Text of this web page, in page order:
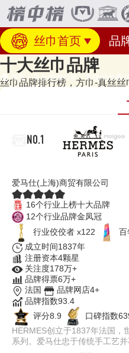
丝巾首页 品
十大丝巾品牌
丝巾品牌排行榜，方巾-真丝丝
品牌榜单和著名丝巾品牌名单的
首页 > 美妆/穿着打扮 > 眼镜/箱包/配
NO.1
爱马仕(上海)商贸有限公司
16个行业上榜十大品牌
12个行业品牌金凤冠
行业佼佼者 x122
百
成立时间1837年
注册资本4颗星
关注度178万+
品牌得票6万+
法国
品牌网店4+
品牌指数93.4
评分8.9
口碑指数
HERMES创立于1837年法国，
系列。爱马仕忠于传统手工艺